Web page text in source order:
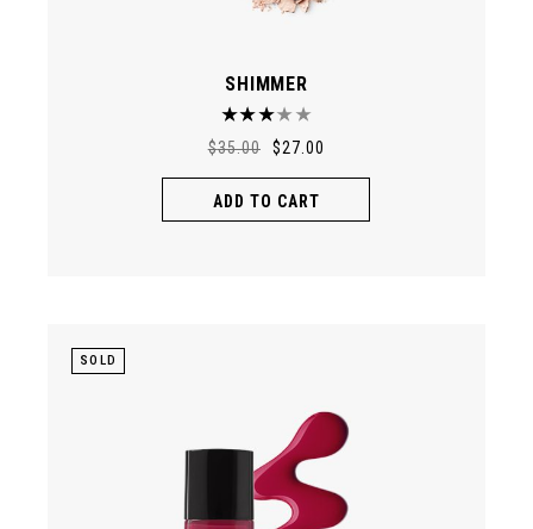
SHIMMER
$35.00 $27.00
ADD TO CART
SOLD